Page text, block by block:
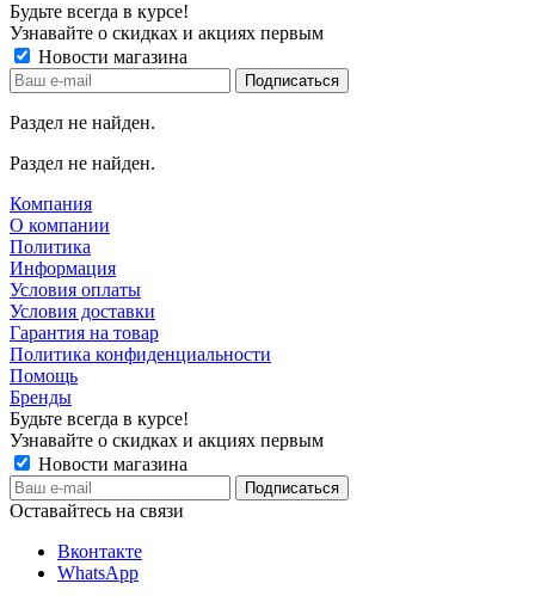
Будьте всегда в курсе!
Узнавайте о скидках и акциях первым
Новости магазина
Раздел не найден.
Раздел не найден.
Компания
О компании
Политика
Информация
Условия оплаты
Условия доставки
Гарантия на товар
Политика конфиденциальности
Помощь
Бренды
Будьте всегда в курсе!
Узнавайте о скидках и акциях первым
Новости магазина
Оставайтесь на связи
Вконтакте
WhatsApp